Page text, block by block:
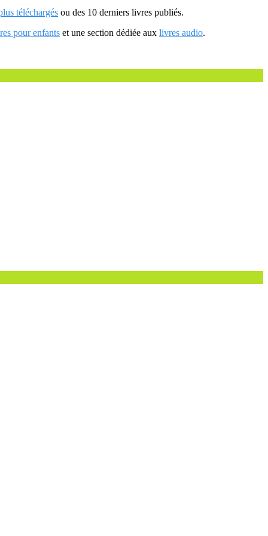
téléchargés ou des 10 derniers livres publiés.
pour enfants et une section dédiée aux livres audio.